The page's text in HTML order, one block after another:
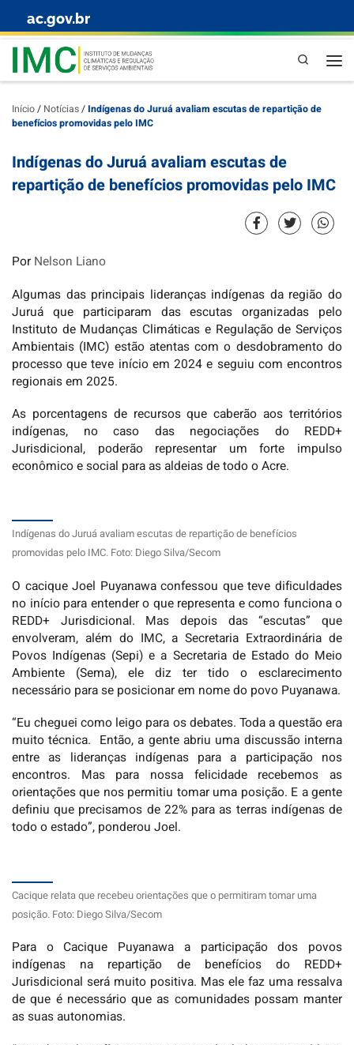
Skip to content
ac.gov.br
Pesquisa
Início/ Notícias/Indígenas do Juruá avaliam escutas de repartição de
benefícios promovidas pelo IMC
Indígenas do Juruá avaliam escutas de
repartição de benefícios promovidas pelo IMC
Por Nelson Liano
Algumas das principais lideranças indígenas da região do
Juruá que participaram das escutas organizadas pelo
Instituto de Mudanças Climáticas e Regulação de Serviços
Ambientais (IMC) estão atentas com o desdobramento do
processo que teve início em 2024 e seguiu com encontros
regionais em 2025.
As porcentagens de recursos que caberão aos territórios
indígenas, no caso das negociações do REDD+
Jurisdicional, poderão representar um forte impulso
econômico e social para as aldeias de todo o Acre.
Indígenas do Juruá avaliam escutas de repartição de benefícios
promovidas pelo IMC. Foto: Diego Silva/Secom
O cacique Joel Puyanawa confessou que teve dificuldades
no início para entender o que representa e como funciona o
REDD+ Jurisdicional. Mas depois das “escutas” que
envolveram, além do IMC, a Secretaria Extraordinária de
Povos Indígenas (Sepi) e a Secretaria de Estado do Meio
Ambiente (Sema), ele diz ter tido o esclarecimento
necessário para se posicionar em nome do povo Puyanawa.
“Eu cheguei como leigo para os debates. Toda a questão era
muito técnica. Então, a gente abriu uma discussão interna
entre as lideranças indígenas para a participação nos
encontros. Mas para nossa felicidade recebemos as
orientações que nos permitiu tomar uma posição. E a gente
definiu que precisamos de 22% para as terras indígenas de
todo o estado”, ponderou Joel.
Cacique relata que recebeu orientações que o permitiram tomar uma
posição. Foto: Diego Silva/Secom
Para o Cacique Puyanawa a participação dos povos
indígenas na repartição de benefícios do REDD+
Jurisdicional será muito positiva. Mas ele faz uma ressalva
de que é necessário que as comunidades possam manter
as suas autonomias.